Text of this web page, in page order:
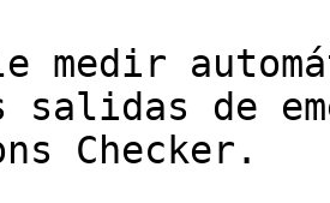
medir
salidas de
Checker.